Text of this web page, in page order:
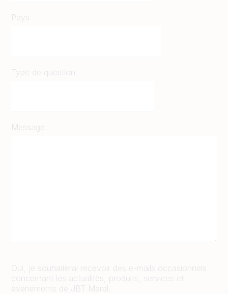
Pays
Type de question
Message
Oui, je souhaiterai recevoir des e-mails occasionnels
concernant les actualités, produits, services et
événements de JBT Marel.